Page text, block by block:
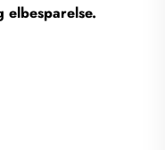
elbesparelse.